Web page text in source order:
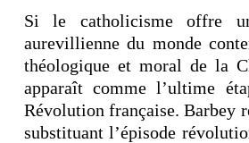
Si le catholicisme offre
aurevillienne du monde
théologique et moral de la
apparaît comme l’ultime
Révolution française. Barbey
substituant l’épisode